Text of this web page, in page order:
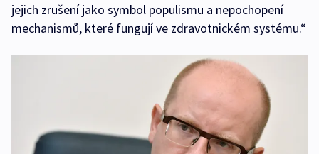
jejich zrušení jako symbol populismu a nepochopení
mechanismů, které fungují ve zdravotnickém systému.“